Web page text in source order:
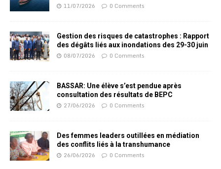
11/07/2026 0 Comments
Gestion des risques de catastrophes : Rapport
des dégâts liés aux inondations des 29-30 juin
08/07/2026 0 Comments
BASSAR: Une élève s’est pendue après
consultation des résultats de BEPC
27/06/2026 0 Comments
Des femmes leaders outillées en médiation
des conflits liés à la transhumance
26/06/2026 0 Comments